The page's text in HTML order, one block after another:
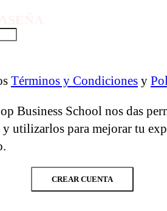
Términos y Condiciones y
Business School nos das
y utilizarlos para mejorar tu
CREAR CUENTA